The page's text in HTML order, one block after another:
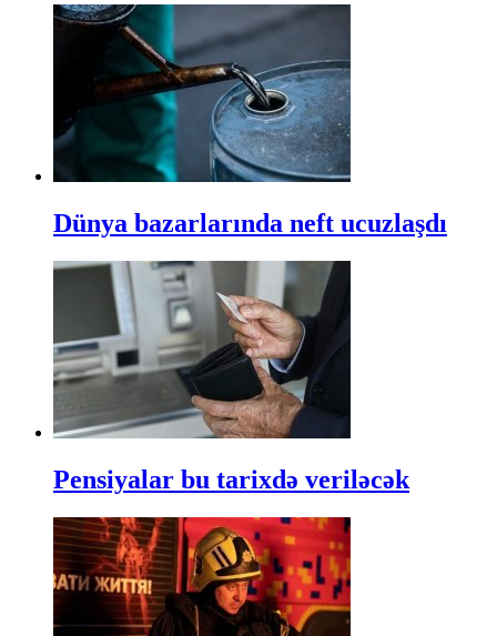
Dünya bazarlarında neft ucuzlaşdı
Pensiyalar bu tarixdə veriləcək